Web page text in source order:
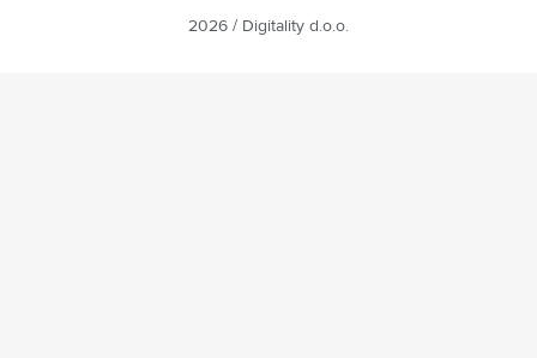
2026 / Digitality d.o.o.